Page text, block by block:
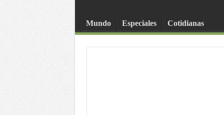
Mundo Especiales Cotidianas